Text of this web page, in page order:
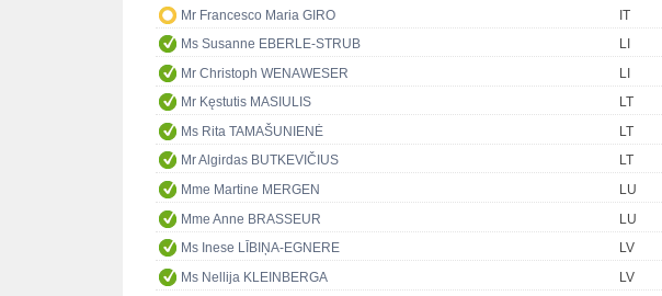
Mr Francesco Maria GIRO
IT
Ms Susanne EBERLE-STRUB
LI
Mr Christoph WENAWESER
LI
Mr Kęstutis MASIULIS
LT
Ms Rita TAMAŠUNIENĖ
LT
Mr Algirdas BUTKEVIČIUS
LT
Mme Martine MERGEN
LU
Mme Anne BRASSEUR
LU
Ms Inese LĪBIŅA-EGNERE
LV
Ms Nellija KLEINBERGA
LV